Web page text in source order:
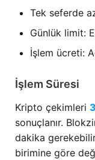
Tek seferde
Günlük limit:
İşlem ücreti:
İşlem Süresi
Kripto çekimleri
sonuçlanır.
dakika
birimine göre